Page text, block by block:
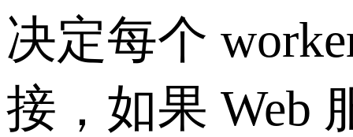
决定每个
接，如果 Web